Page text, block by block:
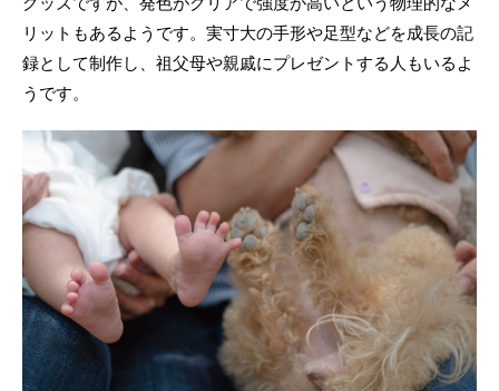
リットもあるようです。実寸大の手形や足型などを成長の記
録として制作し、祖父母や親戚にプレゼントする人もいるよ
うです。